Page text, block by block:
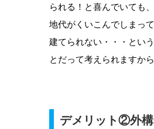
られる！と喜んでいても
地代がくいこんでしまっ
建てられない・・・とい
とだって考えられますから
デメリット②外